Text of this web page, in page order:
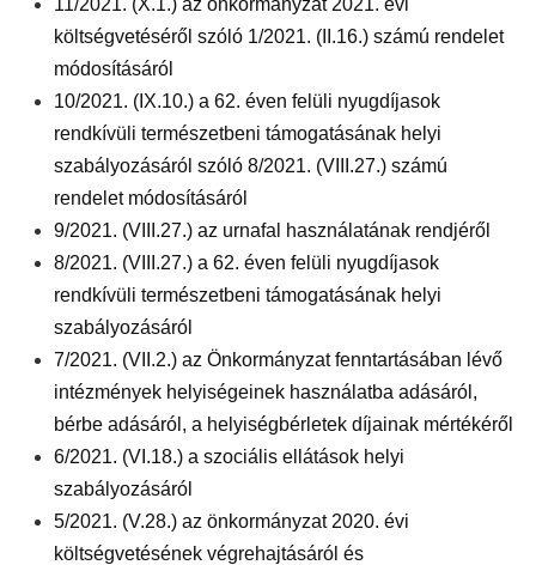
költségvetéséről szóló 1/2021. (II.16.) számú rendelet
módosításáról
10/2021. (IX.10.) a 62. éven felüli nyugdíjasok
rendkívüli természetbeni támogatásának helyi
szabályozásáról szóló 8/2021. (VIII.27.) számú
rendelet módosításáról
9/2021. (VIII.27.) az urnafal használatának rendjéről
8/2021. (VIII.27.) a 62. éven felüli nyugdíjasok
rendkívüli természetbeni támogatásának helyi
szabályozásáról
7/2021. (VII.2.) az Önkormányzat fenntartásában lévő
intézmények helyiségeinek használatba adásáról,
bérbe adásáról, a helyiségbérletek díjainak mértékéről
6/2021. (VI.18.) a szociális ellátások helyi
szabályozásáról
5/2021. (V.28.) az önkormányzat 2020. évi
költségvetésének végrehajtásáról és